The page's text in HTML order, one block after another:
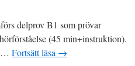
delprov B1 som prövar
(45 min+instruktion).
… Fortsätt läsa →